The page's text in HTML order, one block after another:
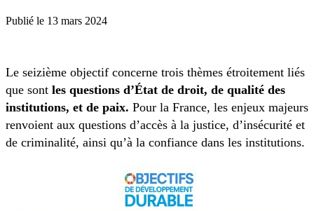
Publié le 13 mars 2024
Le seizième objectif concerne trois thèmes étroitement liés
que sont les questions d’État de droit, de qualité des
institutions, et de paix. Pour la France, les enjeux majeurs
renvoient aux questions d’accès à la justice, d’insécurité et
de criminalité, ainsi qu’à la confiance dans les institutions.